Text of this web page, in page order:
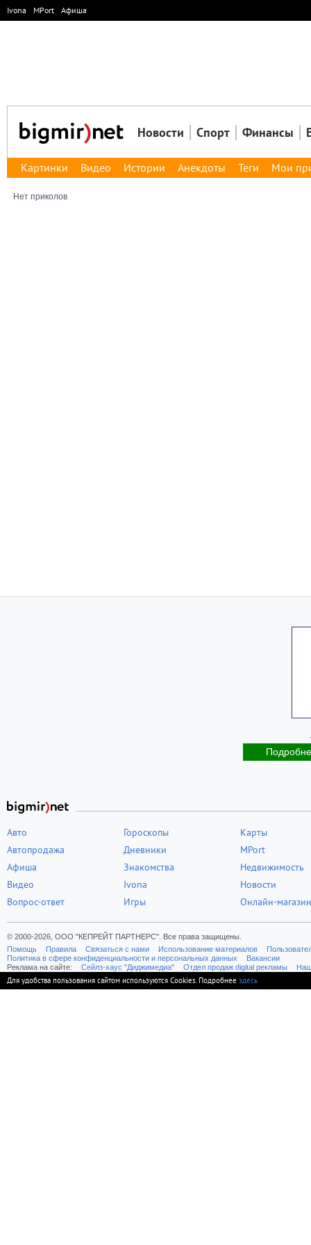
Ivona MPort Афиша
Новости Спорт Финансы
Картинки Видео Истории Анекдоты Теги Мои
Нет приколов
Авто
Автопродажа
Афиша
Видео
Вопрос-ответ
Гороскопы
Дневники
Знакомства
Ivona
Игры
Карты
MPort
Недвижимость
Новости
Онлайн-магазин
© 2000-2026, ООО "КЕПРЕЙТ ПАРТНЕРС". Все права защищены.
Помощь
Правила Связаться с нами Использование материалов
Политика в сфере конфиденциальности и персональных данных
Вакансии
Реклама на сайте:
Cейлз-хаус "Диджимедиа" Отдел продаж digital рекламы
Для удобства пользования сайтом используются Cookies. Подробнее здесь